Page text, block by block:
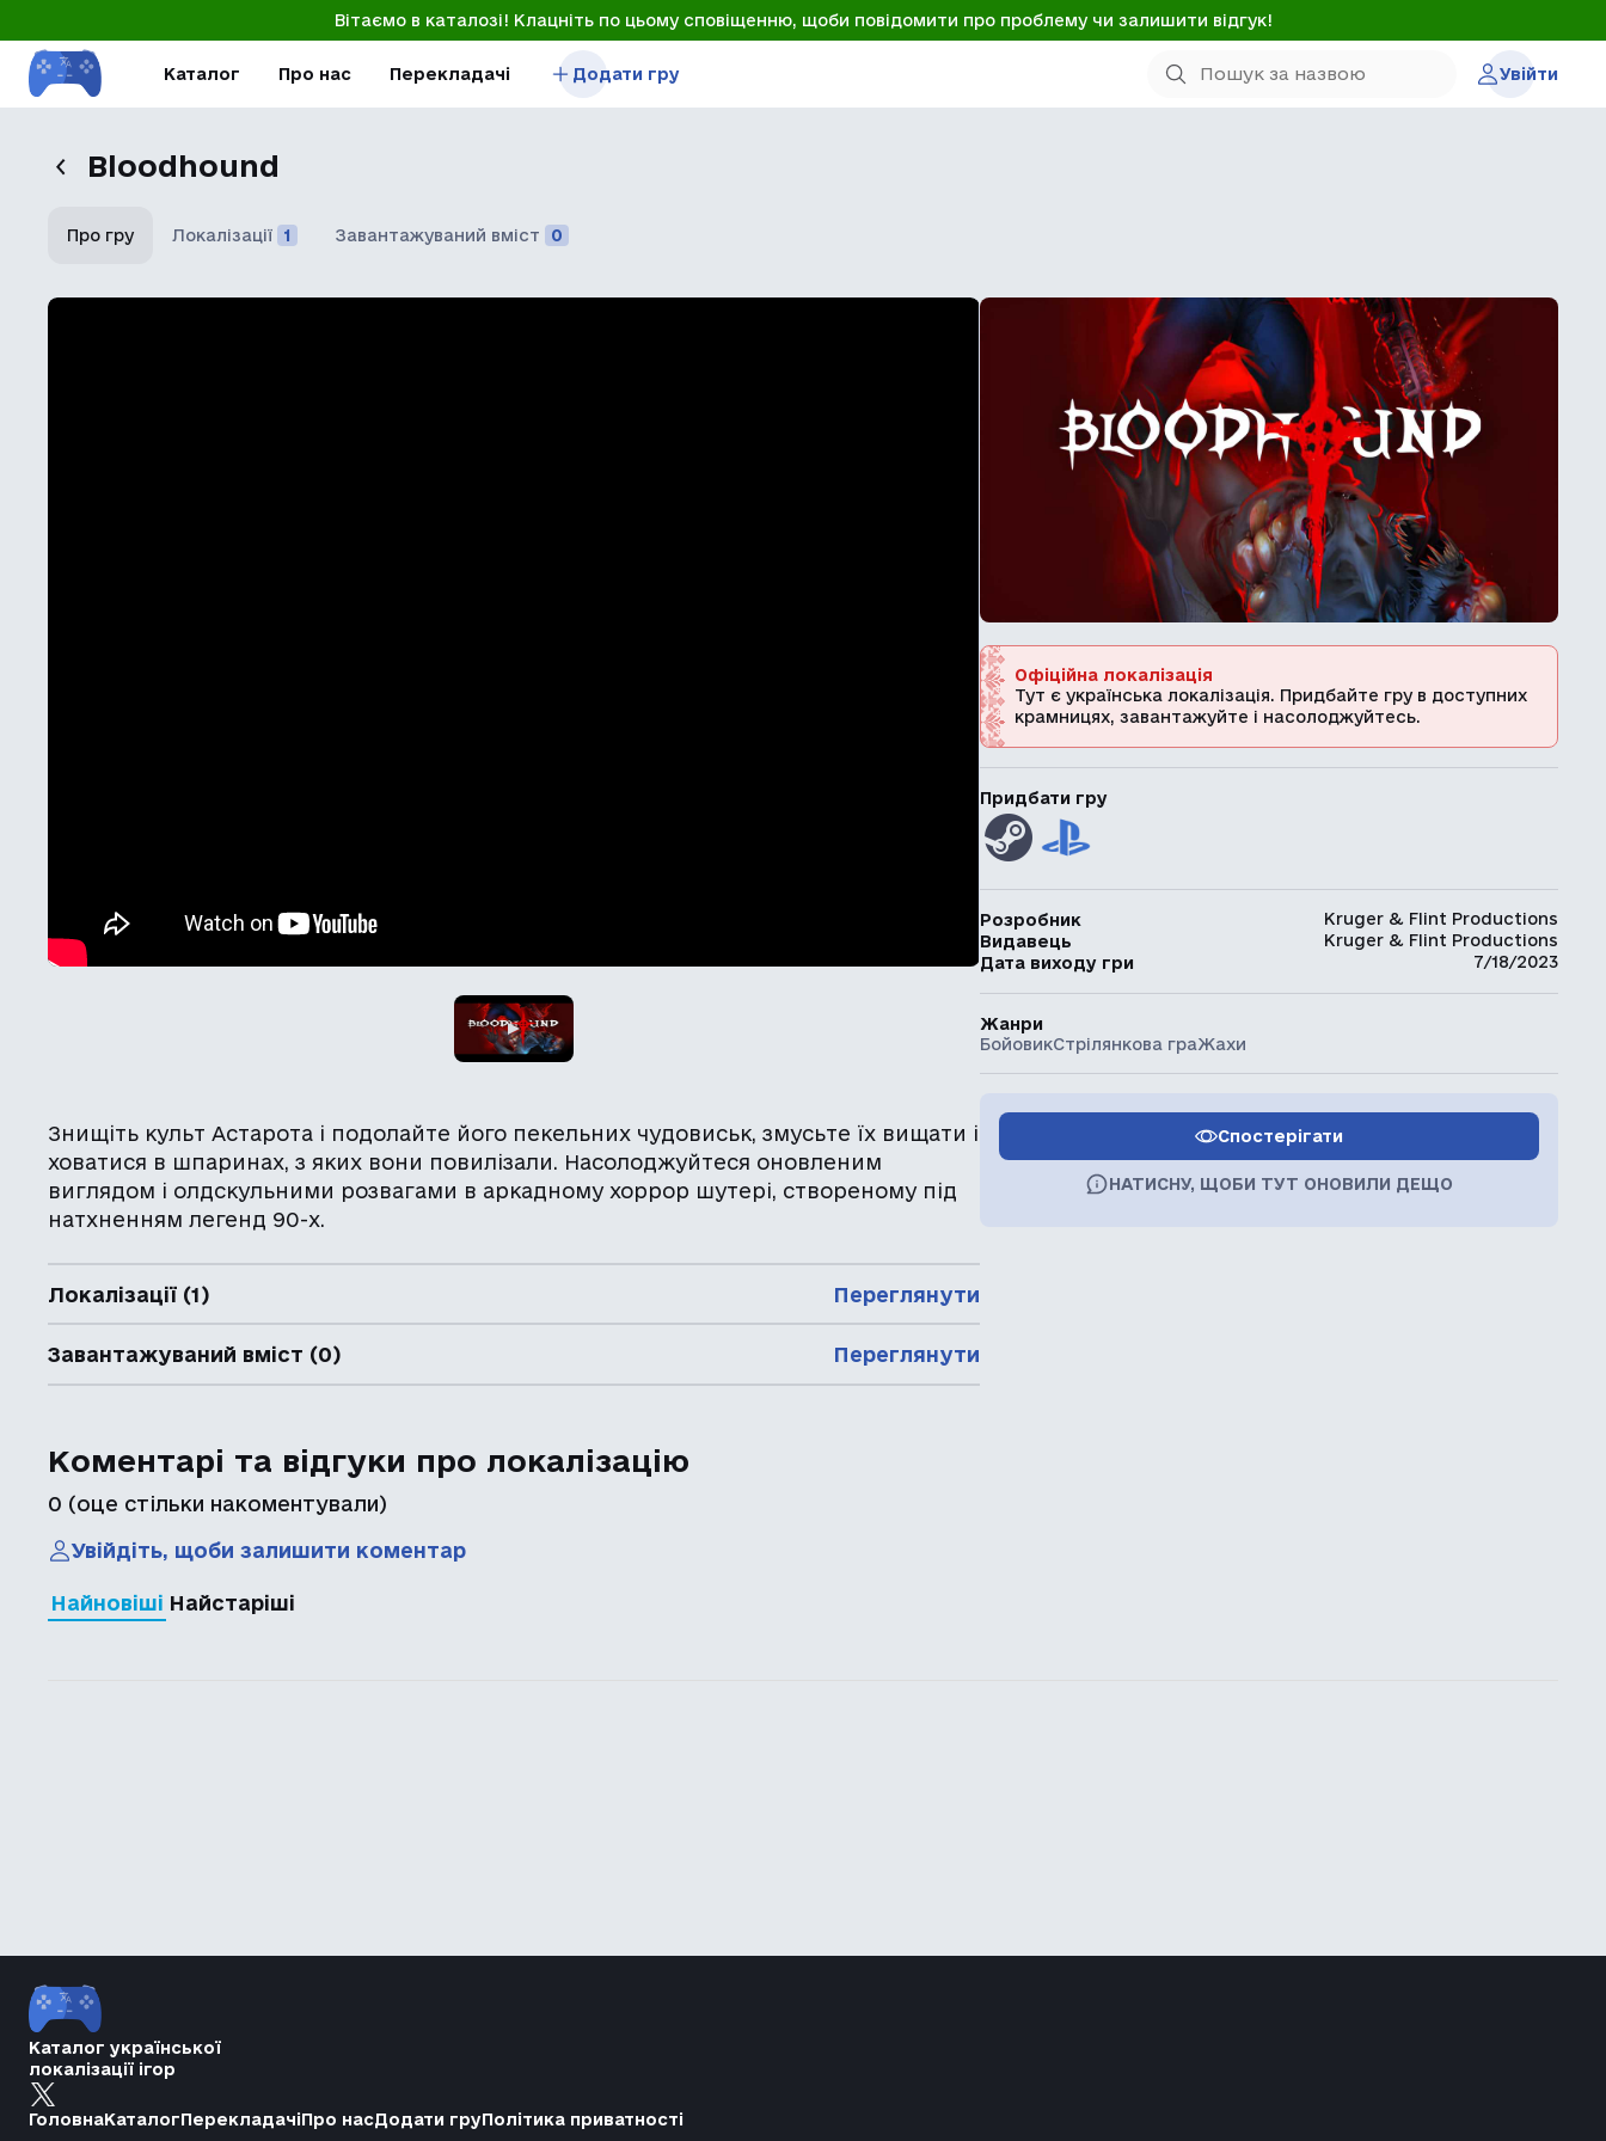
Вітаємо в каталозі! Клацніть по цьому сповіщенню, щоби повідомити про проблему чи залишити відгук!
Каталог Про нас Перекладачі Додати гру Увійти
Bloodhound
Про гру Локалізації 1 Завантажуваний вміст 0
Знищіть культ Астарота і подолайте його пекельних чудовиськ, змусьте їх вищати і
ховатися в шпаринах, з яких вони повилізали. Насолоджуйтеся оновленим
виглядом і олдскульними розвагами в аркадному хоррор шутері, створеному під
натхненням легенд 90-х.
Локалізації (1) Переглянути
Завантажуваний вміст (0) Переглянути
Коментарі та відгуки про локалізацію
0 (оце стільки накоментували)
Увійдіть, щоби залишити коментар
Найновіші Найстаріші
Офіційна локалізація
Тут є українська локалізація. Придбайте гру в доступних
крамницях, завантажуйте і насолоджуйтесь.
Придбати гру
Розробник
Kruger & Flint Productions
Видавець
Kruger & Flint Productions
Дата виходу гри
7/18/2023
Жанри
БойовикСтрілянкова граЖахи
Спостерігати
НАТИСНУ, ЩОБИ ТУТ ОНОВИЛИ ДЕЩО
Каталог української
локалізації ігор
ГоловнаКаталогПерекладачіПро насДодати груПолітика приватності